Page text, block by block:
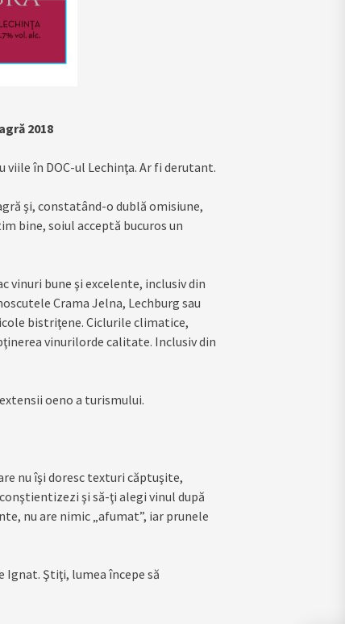
2018
în DOC-ul Lechinţa. Ar fi derutant.
şi, constatând-o dublă omisiune,
bine, soiul acceptă bucuros un
vinuri bune şi excelente, inclusiv din
Crama Jelna, Lechburg sau
bistriţene. Ciclurile climatice,
vinurilorde calitate. Inclusiv din
oeno a turismului.
nu îşi doresc texturi căptuşite,
şi să-ţi alegi vinul după
nu are nimic „afumat”, iar prunele
Ignat. Ştiţi, lumea începe să